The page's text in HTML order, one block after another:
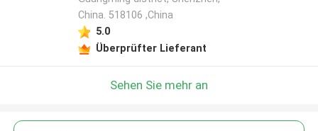
China. 518106 ,China
5.0
Überprüfter Lieferant
Sehen Sie mehr an